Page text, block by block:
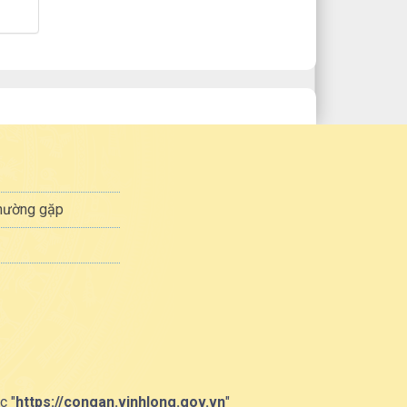
gặp
"https://congan.vinhlong.gov.vn"